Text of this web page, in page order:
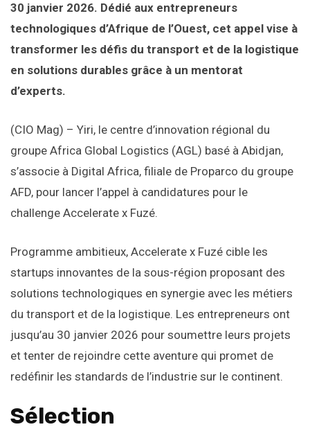
30 janvier 2026. Dédié aux entrepreneurs
technologiques d’Afrique de l’Ouest, cet appel vise à
transformer les défis du transport et de la logistique
en solutions durables grâce à un mentorat
d’experts.
(CIO Mag) – Yiri, le centre d’innovation régional du
groupe Africa Global Logistics (AGL) basé à Abidjan,
s’associe à Digital Africa, filiale de Proparco du groupe
AFD, pour lancer l’appel à candidatures pour le
challenge Accelerate x Fuzé.
Programme ambitieux, Accelerate x Fuzé cible les
startups innovantes de la sous-région proposant des
solutions technologiques en synergie avec les métiers
du transport et de la logistique. Les entrepreneurs ont
jusqu’au 30 janvier 2026 pour soumettre leurs projets
et tenter de rejoindre cette aventure qui promet de
redéfinir les standards de l’industrie sur le continent.
Sélection